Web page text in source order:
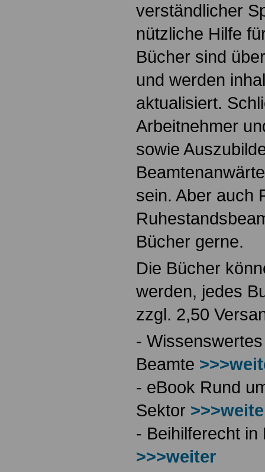
verständlicher
nützliche Hilfe
Bücher sind
und werden
aktualisiert.
Arbeitnehmer
sowie
sein. Aber auch
Bücher gerne.
Die Bücher
werden, jedes
zzgl. 2,50
-
Beamte
- eBook Rund
Sektor
- Beihilferecht
>>>weiter